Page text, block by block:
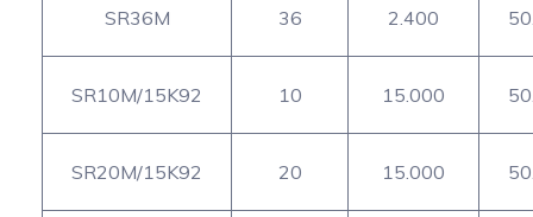
SR36M 36 2.400
SR10M/15K92 10 15.000
SR20M/15K92 20 15.000